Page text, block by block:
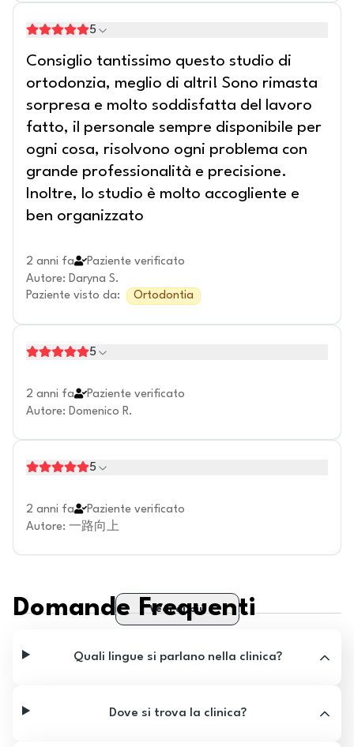
5
Consiglio tantissimo questo studio di
ortodonzia, meglio di altri! Sono rimasta
sorpresa e molto soddisfatta del lavoro
fatto, il personale sempre disponibile per
ogni cosa, risolvono ogni problema con
grande professionalità e precisione.
Inoltre, lo studio è molto accogliente e
ben organizzato
2 anni fa
Paziente verificato
Autore: Daryna S.
Paziente visto da: Ortodontia
5
2 anni fa
Paziente verificato
Autore: Domenico R.
5
2 anni fa
Paziente verificato
Autore: 一路向上
Vedi di più
Domande Frequenti
Quali lingue si parlano nella clinica?
Dove si trova la clinica?